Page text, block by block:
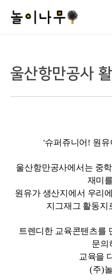
울산항만공사
'슈퍼쥬니어! 원
울산항만공사에서는 중
재미
원유가 생산지에서 우리
지그재그 활동지
트렌디한 교육콘텐츠를
문의
교육을
(주)